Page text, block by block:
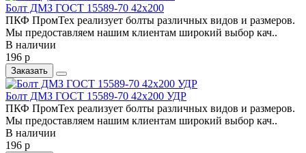
Болт ДМЗ ГОСТ 15589-70 42х200
ПКФ ПромТех реализует болты различных видов и размеров.
Мы предоставляем нашим клиентам широкий выбор кач..
В наличии
196 р
Заказать
Болт ДМЗ ГОСТ 15589-70 42х200 УДР
ПКФ ПромТех реализует болты различных видов и размеров.
Мы предоставляем нашим клиентам широкий выбор кач..
В наличии
196 р